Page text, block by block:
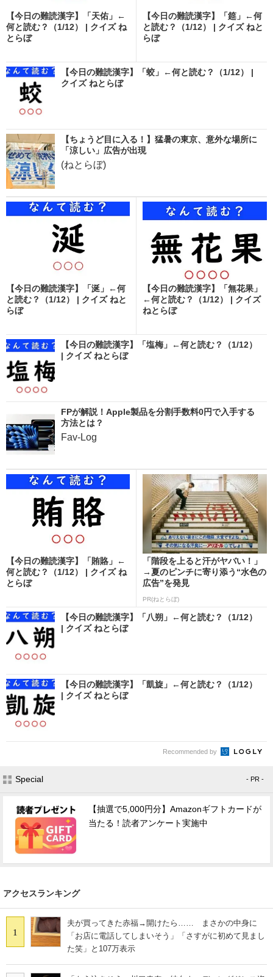
【今日の難読漢字】「天佑」←
何と読む？（1/12） | クイズ ね
とらぼ
【今日の難読漢字】「筵」←何
と読む？（1/12） | クイズ ねと
らぼ
【今日の難読漢字】「蛟」←何と読む？（1/12） |
クイズ ねとらぼ
【ちょうど目に入る！】猛暑の東京、意外な場所に
「涼しい」広告が出現
(ねとらぼ)
【今日の難読漢字】「涎」←何
と読む？（1/12） | クイズ ねと
らぼ
【今日の難読漢字】「無花果」
←何と読む？（1/12） | クイズ
ねとらぼ
【今日の難読漢字】「塩梅」←何と読む？（1/12）
| クイズ ねとらぼ
FPが解説！Apple製品を分割手数料0円で入手する
方法とは？
Fav-Log
【今日の難読漢字】「賄賂」←
何と読む？（1/12） | クイズ ね
とらぼ
「階段を上ると汗がヤバい！」
→夏のピンチに寄り添う“水色の
広告”を発見
PR(ねとらぼ)
【今日の難読漢字】「八朔」←何と読む？（1/12）
| クイズ ねとらぼ
【今日の難読漢字】「凱旋」←何と読む？（1/12）
| クイズ ねとらぼ
Recommended by
Special - PR -
【抽選で5,000円分】Amazonギフトカードが
当たる！読者アンケート実施中
アクセスランキング
1
夫が買ってきた赤福→開けたら…… まさかの中身に
「お店に電話してしまいそう」「さすがに初めて見まし
た笑」と107万表示